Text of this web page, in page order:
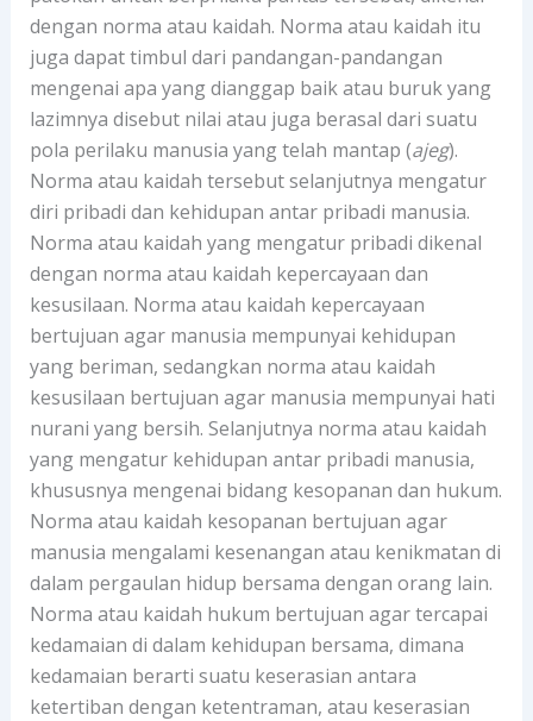
dengan norma atau kaidah. Norma atau kaidah itu
juga dapat timbul dari pandangan-pandangan
mengenai apa yang dianggap baik atau buruk yang
lazimnya disebut nilai atau juga berasal dari suatu
pola perilaku manusia yang telah mantap (ajeg).
Norma atau kaidah tersebut selanjutnya mengatur
diri pribadi dan kehidupan antar pribadi manusia.
Norma atau kaidah yang mengatur pribadi dikenal
dengan norma atau kaidah kepercayaan dan
kesusilaan. Norma atau kaidah kepercayaan
bertujuan agar manusia mempunyai kehidupan
yang beriman, sedangkan norma atau kaidah
kesusilaan bertujuan agar manusia mempunyai hati
nurani yang bersih. Selanjutnya norma atau kaidah
yang mengatur kehidupan antar pribadi manusia,
khususnya mengenai bidang kesopanan dan hukum.
Norma atau kaidah kesopanan bertujuan agar
manusia mengalami kesenangan atau kenikmatan di
dalam pergaulan hidup bersama dengan orang lain.
Norma atau kaidah hukum bertujuan agar tercapai
kedamaian di dalam kehidupan bersama, dimana
kedamaian berarti suatu keserasian antara
ketertiban dengan ketentraman, atau keserasian